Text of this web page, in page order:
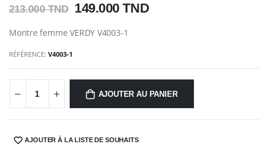
213.000 TND 149.000 TND
Montre femme VERDY V4003-1
RÉFÉRENCE:V4003-1
AJOUTER AU PANIER
AJOUTER À LA LISTE DE SOUHAITS